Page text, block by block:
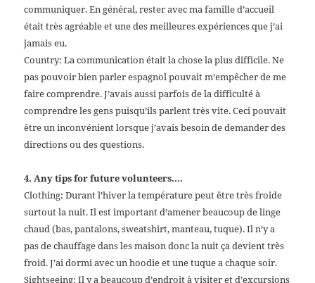
communiquer. En général, rester avec ma famille d’accueil
était très agréable et une des meilleures expériences que j’ai
jamais eu.
Country: La communication était la chose la plus difficile. Ne
pas pouvoir bien parler espagnol pouvait m’empêcher de me
faire comprendre. J’avais aussi parfois de la difficulté à
comprendre les gens puisqu’ils parlent très vite. Ceci pouvait
être un inconvénient lorsque j’avais besoin de demander des
directions ou des questions.
4. Any tips for future volunteers….
Clothing: Durant l’hiver la température peut être très froide
surtout la nuit. Il est important d’amener beaucoup de linge
chaud (bas, pantalons, sweatshirt, manteau, tuque). Il n’y a
pas de chauffage dans les maison donc la nuit ça devient très
froid. J’ai dormi avec un hoodie et une tuque a chaque soir.
Sightseeing: Il y a beaucoup d’endroit à visiter et d’excursions